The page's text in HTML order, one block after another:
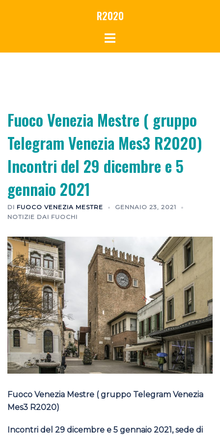
R2020
Fuoco Venezia Mestre ( gruppo
Telegram Venezia Mes3 R2020)
Incontri del 29 dicembre e 5
gennaio 2021
DI FUOCO VENEZIA MESTRE
GENNAIO 23, 2021
NOTIZIE DAI FUOCHI
Fuoco Venezia Mestre ( gruppo Telegram Venezia
Mes3 R2020)
Incontri del 29 dicembre e 5 gennaio 2021, sede di